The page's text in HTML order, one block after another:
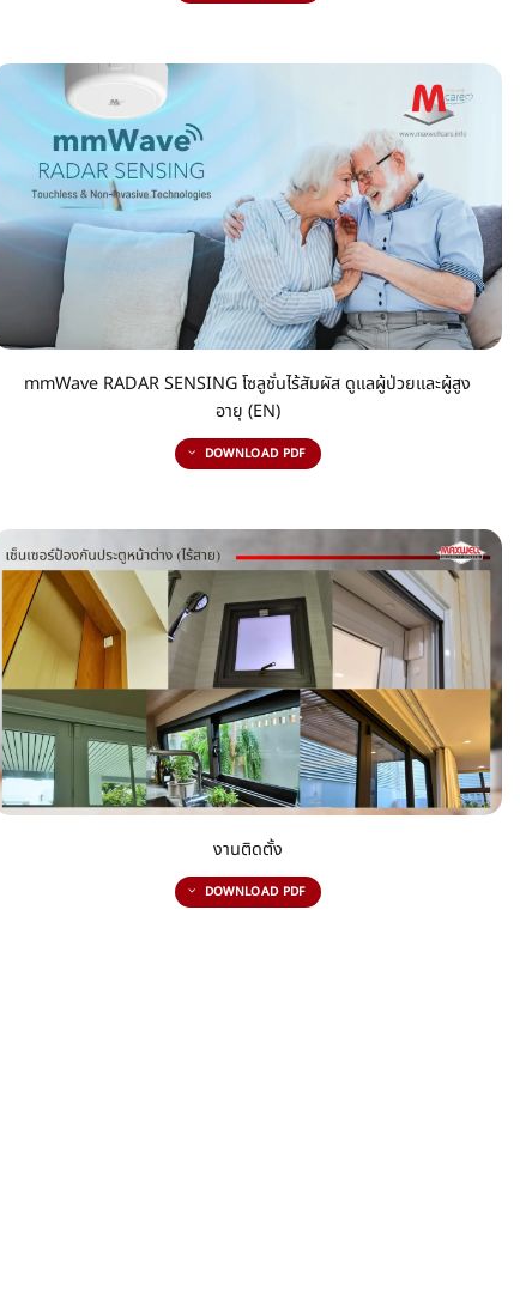
mmWave RADAR SENSING โซลูชั่นไร้สัมผัส ดูแลผู้ป่วยและผู้สูง
อายุ (EN)
DOWNLOAD PDF
งานติดตั้ง
DOWNLOAD PDF